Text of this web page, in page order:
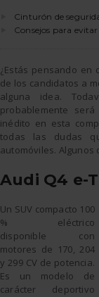
Cinturón de
Consejos para
¿Estás pensando en
de los candidatos a
alguna idea.
probablemente
inédito en esta
todas las dudas
automóviles. Algunos
Audi Q4 e-
Un SUV compacto 100
% eléctrico
disponible con
motores de 170, 204
y 299 CV de potencia.
Es un modelo de
carácter deportivo